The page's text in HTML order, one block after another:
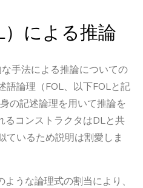
による推論
手法による推論についての
語論理（FOL、以下FOLと記
の記述論理を用いて推論を
るコンストラクタはDLと共
ているため説明は割愛しま
うな論理式の割当により、